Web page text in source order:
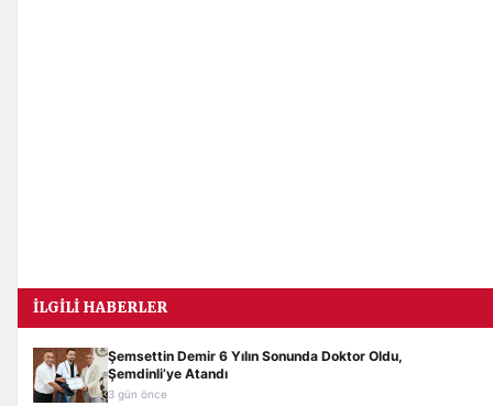
İLGILI HABERLER
Şemsettin Demir 6 Yılın Sonunda Doktor Oldu,
Şemdinli’ye Atandı
3 gün önce